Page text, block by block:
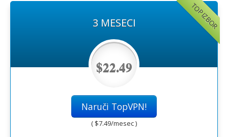
TOP IZBOR
3 MESECI
$22.49
Naruči TopVPN!
( $7.49/mesec )